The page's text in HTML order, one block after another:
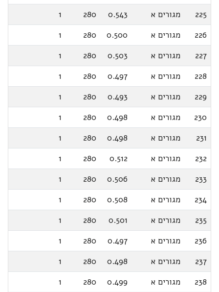
225
מגורים א 0.543
280
1
226
מגורים א 0.500
280
1
227
מגורים א 0.503
280
1
228
מגורים א 0.497
280
1
229
מגורים א 0.493
280
1
230
מגורים א 0.498
280
1
231
מגורים א 0.498
280
1
232
מגורים א 0.512
280
1
233
מגורים א 0.506
280
1
234
מגורים א 0.508
280
1
235
מגורים א 0.501
280
1
236
מגורים א 0.497
280
1
237
מגורים א 0.498
280
1
238
מגורים א 0.499
280
1